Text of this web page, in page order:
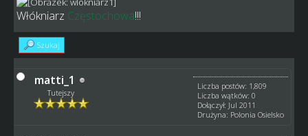
Włókniarz Częstochowa!!!
Szukaj
matti_1
Tutejszy
Liczba postów: 1,809
Liczba wątków: 0
Dołączył: Jul 2011
Drużyna: Polonia Osielsko